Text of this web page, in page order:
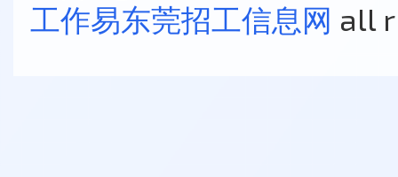
工作易东莞招工信息网 all